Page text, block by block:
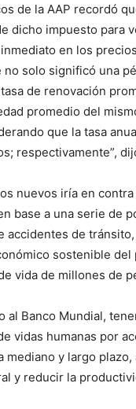
de la AAP recordó
dicho impuesto para
en los
solo significó una
de renovación
promedio del
que la tasa
respectivamente”,
nuevos iría en
base a una serie de
accidentes de
sostenible
vida de millones de
al Banco Mundial,
vidas humanas por
y largo
y reducir la